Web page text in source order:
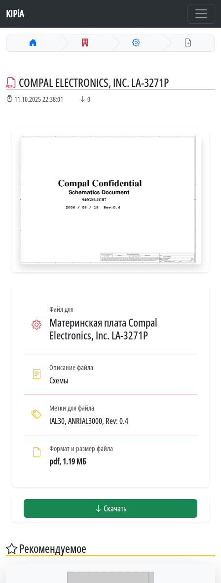
KIPiA
COMPAL ELECTRONICS, INC. LA-3271P
11.10.2025 22:38:01 0
Файл для
Материнская плата Compal
Electronics, Inc. LA-3271P
Описание файла
Схемы
Метки для файла
IAL30, ANRIAL3000, Rev: 0.4
Формат и размер файла
pdf, 1.19 МБ
Скачать
Рекомендуемое